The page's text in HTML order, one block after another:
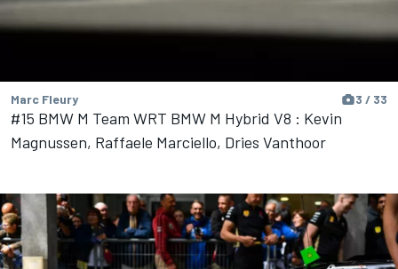
Marc Fleury 3 / 33
#15 BMW M Team WRT BMW M Hybrid V8 : Kevin
Magnussen, Raffaele Marciello, Dries Vanthoor